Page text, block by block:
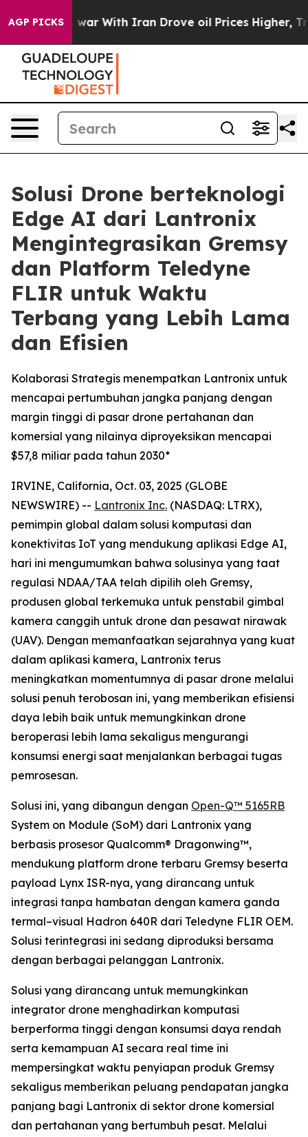
AGP PICKS
As war With Iran Drove oil Prices Higher, Trump
Solusi Drone berteknologi
Edge AI dari Lantronix
Mengintegrasikan Gremsy
dan Platform Teledyne
FLIR untuk Waktu
Terbang yang Lebih Lama
dan Efisien
Kolaborasi Strategis menempatkan Lantronix untuk
mencapai pertumbuhan jangka panjang dengan
margin tinggi di pasar drone pertahanan dan
komersial yang nilainya diproyeksikan mencapai
$57,8 miliar pada tahun 2030*
IRVINE, California, Oct. 03, 2025 (GLOBE
NEWSWIRE) -- Lantronix Inc. (NASDAQ: LTRX),
pemimpin global dalam solusi komputasi dan
konektivitas IoT yang mendukung aplikasi Edge AI,
hari ini mengumumkan bahwa solusinya yang taat
regulasi NDAA/TAA telah dipilih oleh Gremsy,
produsen global terkemuka untuk penstabil gimbal
kamera canggih untuk drone dan pesawat nirawak
(UAV). Dengan memanfaatkan sejarahnya yang kuat
dalam aplikasi kamera, Lantronix terus
meningkatkan momentumnya di pasar drone melalui
solusi penuh terobosan ini, yang memberikan efisiensi
daya lebih baik untuk memungkinkan drone
beroperasi lebih lama sekaligus mengurangi
konsumsi energi saat menjalankan berbagai tugas
pemrosesan.
Solusi ini, yang dibangun dengan Open-Q™ 5165RB
System on Module (SoM) dari Lantronix yang
berbasis prosesor Qualcomm® Dragonwing™,
mendukung platform drone terbaru Gremsy beserta
payload Lynx ISR-nya, yang dirancang untuk
integrasi tanpa hambatan dengan kamera ganda
termal–visual Hadron 640R dari Teledyne FLIR OEM.
Solusi terintegrasi ini sedang diproduksi bersama
dengan berbagai pelanggan Lantronix.
Solusi yang dirancang untuk memungkinkan
integrator drone menghadirkan komputasi
berperforma tinggi dengan konsumsi daya rendah
serta kemampuan AI secara real time ini
mempersingkat waktu penyiapan produk Gremsy
sekaligus memberikan peluang pendapatan jangka
panjang bagi Lantronix di sektor drone komersial
dan pertahanan yang bertumbuh pesat. Melalui